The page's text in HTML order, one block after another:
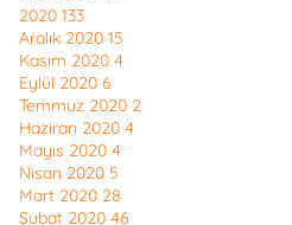
2020 133
Aralık 2020 15
Kasım 2020 4
Eylül 2020 6
Temmuz 2020 2
Haziran 2020 4
Mayıs 2020 4
Nisan 2020 5
Mart 2020 28
Şubat 2020 46